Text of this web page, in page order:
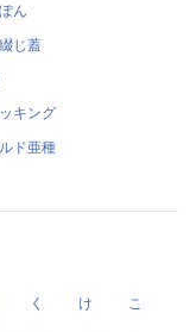
ん
じ蓋
キング
ド亜種
く け こ